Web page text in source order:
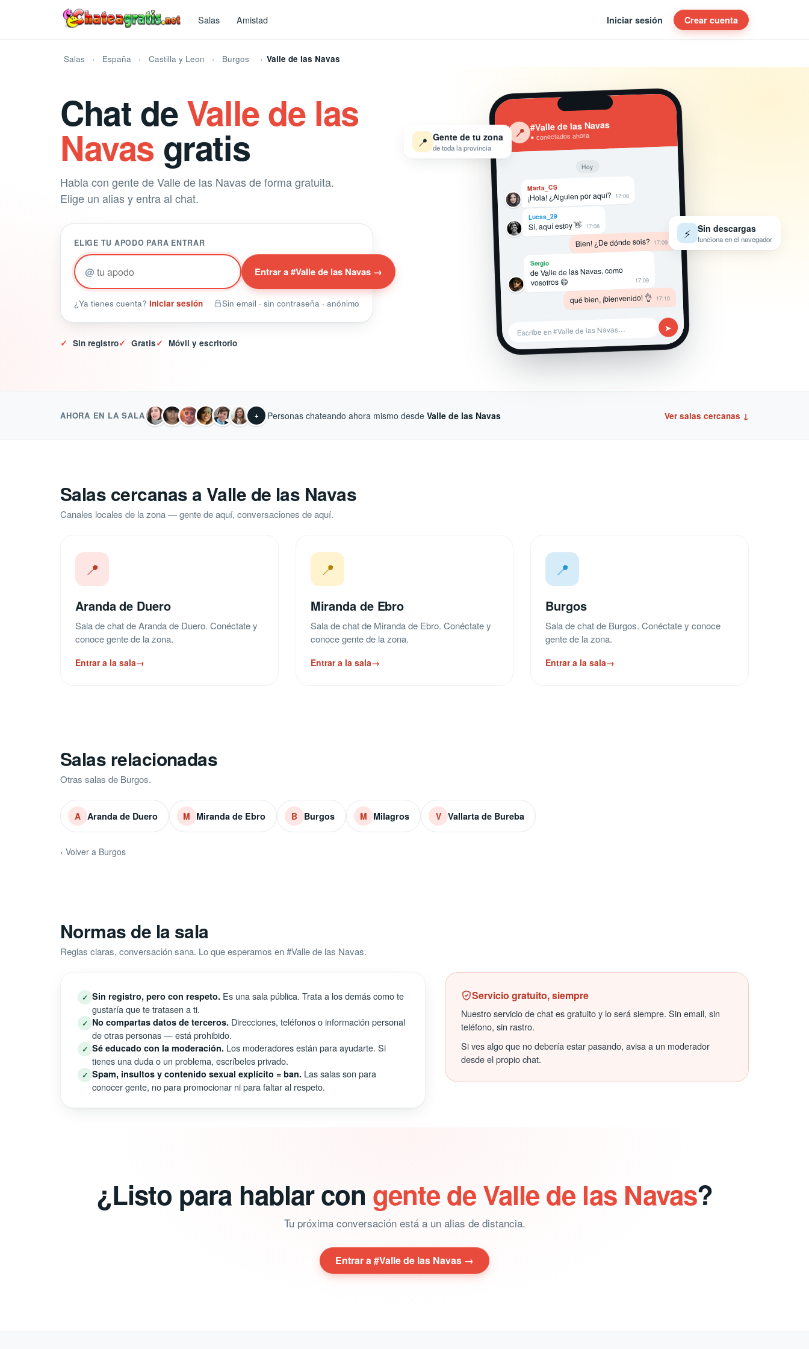
Salas Amistad Iniciar sesión Crear cuenta
Salas España Castilla y Leon Burgos Valle de las Navas
Chat deValle de las
Navas gratis
Habla con gente de Valle de las Navas de forma gratuita.
Elige un alias y entra al chat.
ELIGE TU APODO PARA ENTRAR
@ Entrar a #Valle de las Navas →
¿Ya tienes cuenta? Iniciar sesión Sin email · sin contraseña · anónimo
✓ Sin registro✓ Gratis✓ Móvil y escritorio
📍 #Valle de las Navas
● conectados ahora
Hoy
Marta_CS
¡Hola! ¿Alguien por aquí? 17:08
Lucas_29
Sí, aquí estoy 👋 17:08
Bien! ¿De dónde sois? 17:09
Sergio
de Valle de las Navas, como
vosotros 😄 17:09
qué bien, ¡bienvenido! 👌 17:10
Escribe en #Valle de las Navas… ➤
📍 Gente de tu zona
de toda la provincia
⚡ Sin descargas
funciona en el navegador
AHORA EN LA SALA + Personas chateando ahora mismo desdeValle de las Navas Ver salas cercanas ↓
Salas cercanas a Valle de las Navas
Canales locales de la zona — gente de aquí, conversaciones de aquí.
📍
Aranda de Duero
Sala de chat de Aranda de Duero. Conéctate y
conoce gente de la zona.
Entrar a la sala→
📍
Miranda de Ebro
Sala de chat de Miranda de Ebro. Conéctate y
conoce gente de la zona.
Entrar a la sala→
📍
Burgos
Sala de chat de Burgos. Conéctate y conoce
gente de la zona.
Entrar a la sala→
Salas relacionadas
Otras salas de Burgos.
A Aranda de Duero M Miranda de Ebro B Burgos M Milagros V Vallarta de Bureba
‹ Volver a Burgos
Normas de la sala
Reglas claras, conversación sana. Lo que esperamos en #Valle de las Navas.
✓ Sin registro, pero con respeto. Es una sala pública. Trata a los demás como te
gustaría que te tratasen a ti.
✓ No compartas datos de terceros. Direcciones, teléfonos o información personal
de otras personas — está prohibido.
✓ Sé educado con la moderación. Los moderadores están para ayudarte. Si
tienes una duda o un problema, escríbeles privado.
✓ Spam, insultos y contenido sexual explícito = ban. Las salas son para
conocer gente, no para promocionar ni para faltar al respeto.
Servicio gratuito, siempre
Nuestro servicio de chat es gratuito y lo será siempre. Sin email, sin
teléfono, sin rastro.
Si ves algo que no debería estar pasando, avisa a un moderador
desde el propio chat.
¿Listo para hablar con gente de Valle de las Navas?
Tu próxima conversación está a un alias de distancia.
Entrar a #Valle de las Navas →